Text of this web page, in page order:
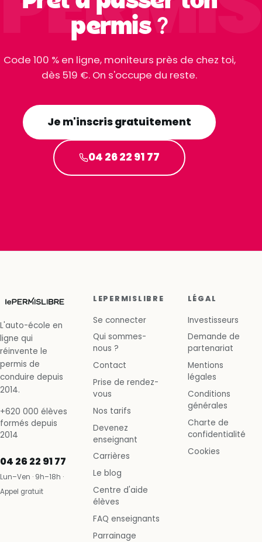
permis ?
Code 100 % en ligne, moniteurs près de chez toi,
dès 519 €. On s'occupe du reste.
Je m'inscris gratuitement
04 26 22 91 77
L'auto-école en
ligne qui
réinvente le
permis de
conduire depuis
2014.
+620 000 élèves
formés depuis
2014
04 26 22 91 77
Lun–Ven · 9h–18h ·
Appel gratuit
LEPERMISLIBRE
Se connecter
Qui sommes-
nous ?
Contact
Prise de rendez-
vous
Nos tarifs
Devenez
enseignant
Carrières
Le blog
Centre d'aide
élèves
FAQ enseignants
Parrainage
LÉGAL
Investisseurs
Demande de
partenariat
Mentions
légales
Conditions
générales
Charte de
confidentialité
Cookies